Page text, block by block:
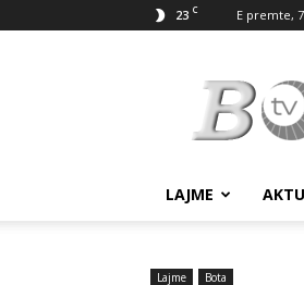
23 C E premte,
Boin
LAJME
Lajme Bota